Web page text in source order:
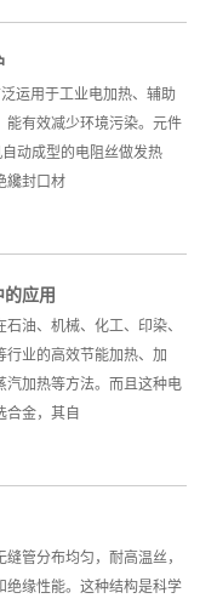
运用于工业电加热、辅助
能有效减少环境污染。元件
动成型的电阻丝做发热
纔封口材
应用
油、机械、化工、印染、
行业的高效节能加热、加
汽加热等方法。而且这种电
合金，其自
管分布均匀，耐高温丝，
绝缘性能。这种结构是科学